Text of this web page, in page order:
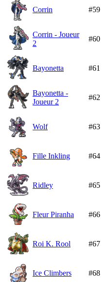
Corrin #59
Corrin - Joueur
2
#60
Bayonetta #61
Bayonetta -
Joueur 2
#62
Wolf #63
Fille Inkling #64
Ridley #65
Fleur Piranha #66
Roi K. Rool #67
Ice Climbers #68